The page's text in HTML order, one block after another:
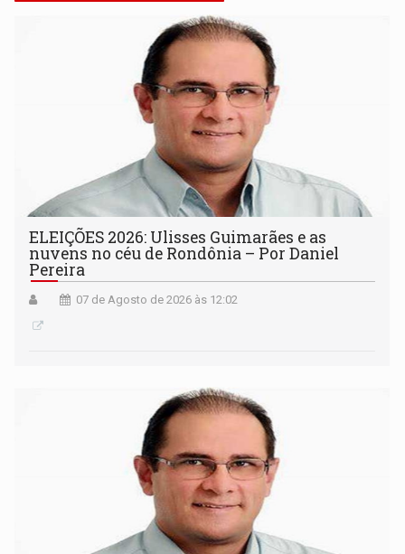
ELEIÇÕES 2026: Ulisses Guimarães e as
nuvens no céu de Rondônia – Por Daniel
Pereira
07 de Agosto de 2026 às 12:02